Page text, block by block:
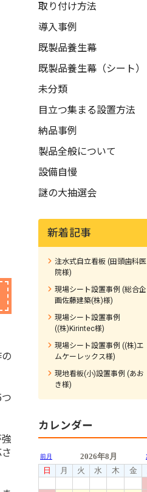
取り付け方法
導入事例
既製品養生幕
既製品養生幕（シート）
未分類
目立つ集まる設置方法
納品事例
製品全般について
設備自慢
謎の大抽選会
新着記事
注水式自立看板 (田頭歯科医
院様)
現場シート設置事例 (総合企
画佐藤建築(株)様)
現場シート設置事例
((株)Kirintec様)
現場シート設置事例 ((株)エ
ムケーレックス様)
現地看板(小)設置事例 (あお
き様)
カレンダー